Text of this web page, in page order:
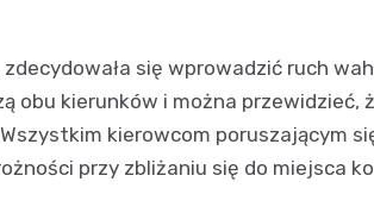
się wprowadzić ruch
obu kierunków i można przewidzieć,
kierowcom poruszającym
przy zbliżaniu się do miejsca